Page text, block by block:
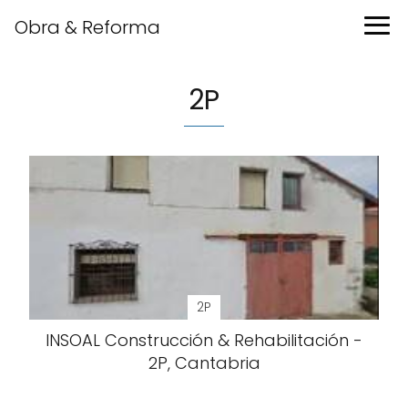
Obra & Reforma
2P
2P
INSOAL Construcción & Rehabilitación -
2P, Cantabria